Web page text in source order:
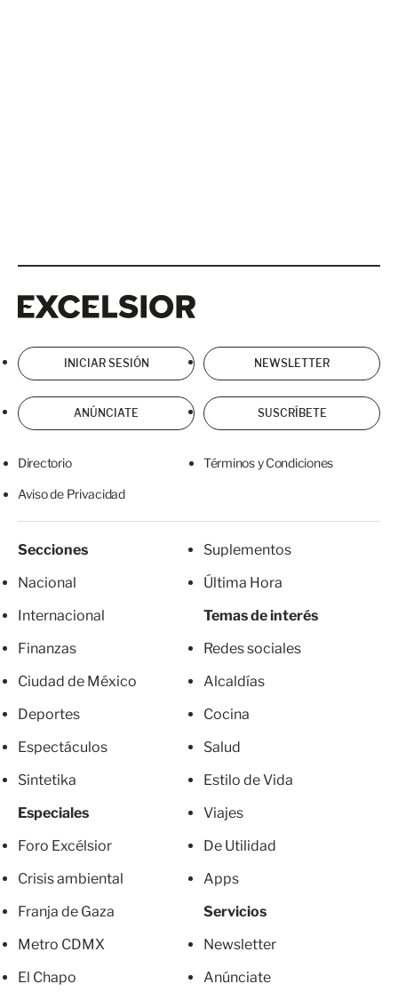
INICIAR SESIÓN NEWSLETTER
ANÚNCIATE SUSCRÍBETE
Directorio Términos y Condiciones
Aviso de Privacidad
Secciones
Nacional
Internacional
Finanzas
Ciudad de México
Deportes
Espectáculos
Sintetika
Especiales
Foro Excélsior
Crisis ambiental
Franja de Gaza
Metro CDMX
El Chapo
Suplementos
Última Hora
Temas de interés
Redes sociales
Alcaldías
Cocina
Salud
Estilo de Vida
Viajes
De Utilidad
Apps
Servicios
Newsletter
Anúnciate